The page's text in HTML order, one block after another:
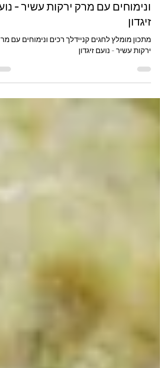
מתכון מומלץ לחגים קניידלך רכים
ונימוחים עם מרק ירקות עשיר -
זיגדון
ירקות עשיר - נועם זיגדון